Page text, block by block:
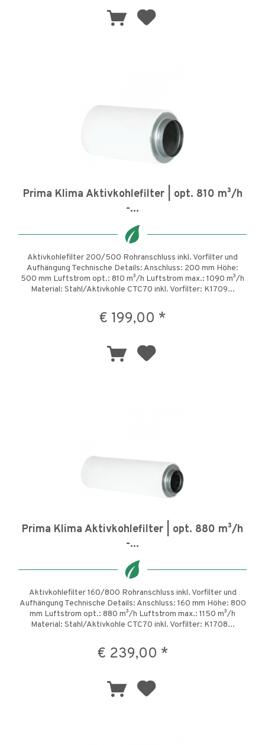
Prima Klima Aktivkohlefilter | opt. 810 m³/h
-...
Aktivkohlefilter 200/500 Rohranschluss inkl. Vorfilter und
Aufhängung Technische Details: Anschluss: 200 mm Höhe:
500 mm Luftstrom opt.: 810 m³/h Luftstrom max.: 1090 m³/h
Material: Stahl/Aktivkohle CTC70 inkl. Vorfilter: K1709...
€ 199,00 *
Prima Klima Aktivkohlefilter | opt. 880 m³/h
-...
Aktivkohlefilter 160/800 Rohranschluss inkl. Vorfilter und
Aufhängung Technische Details: Anschluss: 160 mm Höhe: 800
mm Luftstrom opt.: 880 m³/h Luftstrom max.: 1150 m³/h
Material: Stahl/Aktivkohle CTC70 inkl. Vorfilter: K1708...
€ 239,00 *